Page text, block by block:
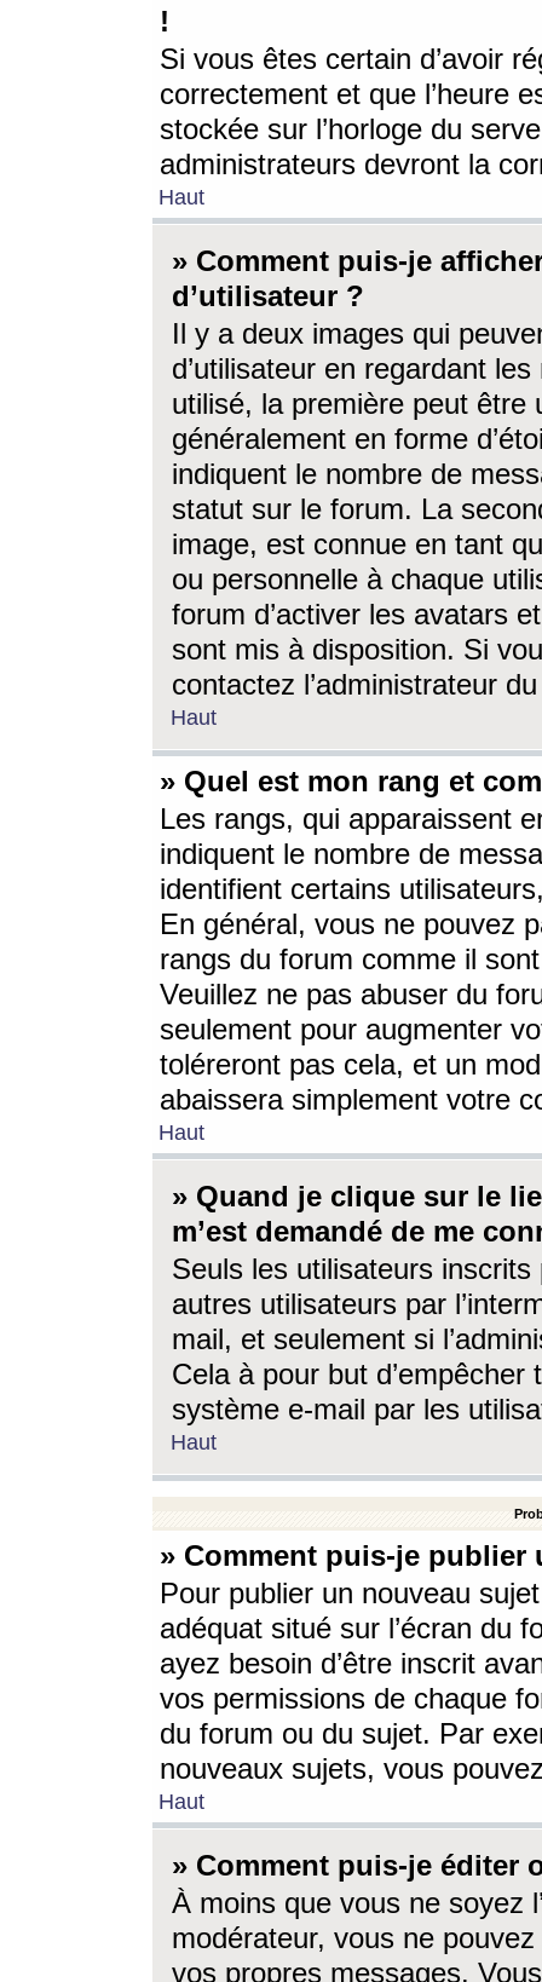
!
Si vous êtes certain d’avoir
correctement et que l’heure
stockée sur l’horloge du
administrateurs devront la
Haut
» Comment puis-je
d’utilisateur ?
Il y a deux images qui
d’utilisateur en regardant
utilisé, la première peut être
généralement en forme
indiquent le nombre de
statut sur le forum. La
image, est connue en tant
ou personnelle à chaque
forum d’activer les avatars
sont mis à disposition. Si
contactez l’administrateur
Haut
» Quel est mon rang et
Les rangs, qui apparaissent
indiquent le nombre de
identifient certains
En général, vous ne pouvez
rangs du forum comme il
Veuillez ne pas abuser du
seulement pour augmenter
toléreront pas cela, et un
abaissera simplement votre
Haut
» Quand je clique sur le
m’est demandé de me
Seuls les utilisateurs
autres utilisateurs par
mail, et seulement si
Cela à pour but
système e-mail par les
Haut
» Comment puis-je
Pour publier un nouveau
adéquat situé sur l’écran du
ayez besoin d’être inscrit
vos permissions de chaque
du forum ou du sujet. Par
nouveaux sujets, vous
Haut
» Comment puis-je éditer
À moins que vous ne soyez
modérateur, vous ne
vos propres messages.